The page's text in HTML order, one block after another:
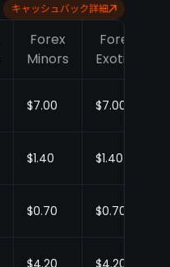
キャッシュバック詳細
Forex
Minors
Forex
Exotics
$7.00 $7.00
$1.40 $1.40
$0.70 $0.70